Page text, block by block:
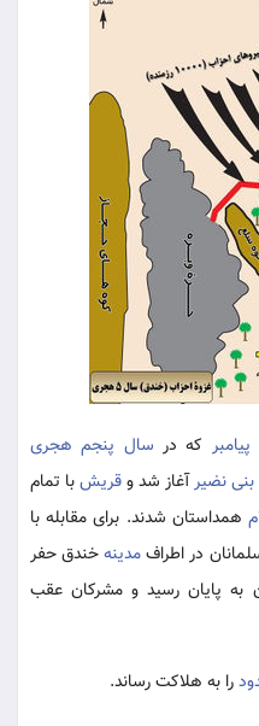
که در سال پنجم هجری
بنی نضیرآغاز شد وقریشبا تمام
همداستان شدند. برای مقابله با
در اطرافمدینهخندق حفر
به پایان رسید و مشرکان عقب
را به هلاکت رساند.